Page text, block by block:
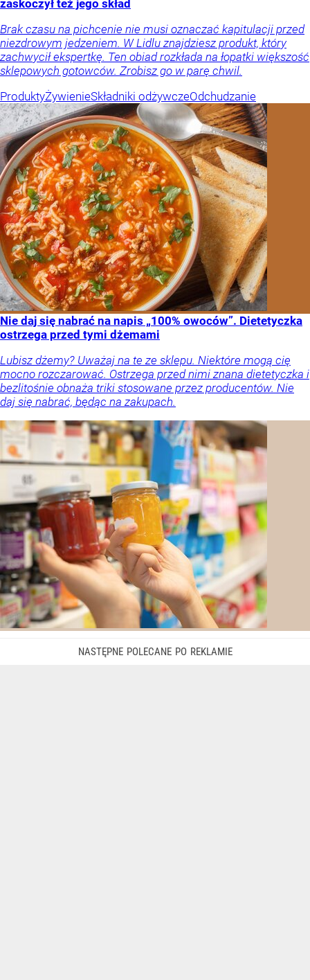
zaskoczył też jego skład
Brak czasu na pichcenie nie musi oznaczać kapitulacji przed
niezdrowym jedzeniem. W Lidlu znajdziesz produkt, który
zachwycił ekspertkę. Ten obiad rozkłada na łopatki większość
sklepowych gotowców. Zrobisz go w parę chwil.
ProduktyŻywienieSkładniki odżywczeOdchudzanie
Nie daj się nabrać na napis „100% owoców”. Dietetyczka
ostrzega przed tymi dżemami
Lubisz dżemy? Uważaj na te ze sklepu. Niektóre mogą cię
mocno rozczarować. Ostrzega przed nimi znana dietetyczka i
bezlitośnie obnaża triki stosowane przez producentów. Nie
daj się nabrać, będąc na zakupach.